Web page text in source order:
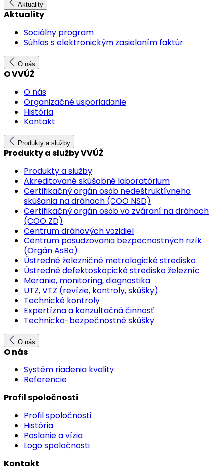
Aktuality
Aktuality
Sociálny program
Súhlas s elektronickým zasielaním faktúr
O nás
O VVÚŽ
O nás
Organizačné usporiadanie
História
Kontakt
Produkty a služby
Produkty a služby VVÚŽ
Produkty a služby
Akreditované skúšobné laboratórium
Certifikačný orgán osôb nedeštruktívneho
skúšania na dráhach (COO NSD)
Certifikačný orgán osôb vo zváraní na dráhach
(COO ZD)
Centrum dráhových vozidiel
Centrum posudzovania bezpečnostných rizík
(Orgán AsBo)
Ústredné železničné metrologické stredisko
Ústredné defektoskopické stredisko železníc
Meranie, monitoring, diagnostika
UTZ, VTZ (revízie, kontroly, skúšky)
Technické kontroly
Expertízna a konzultačná činnosť
Technicko-bezpečnostné skúšky
O nás
O nás
Systém riadenia kvality
Referencie
Profil spoločnosti
Profil spoločnosti
História
Poslanie a vízia
Logo spoločnosti
Kontakt